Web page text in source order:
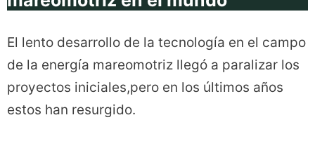
El lento desarrollo de la tecnología en el campo
de la energía mareomotriz llegó a paralizar los
proyectos iniciales,pero en los últimos años
estos han resurgido.